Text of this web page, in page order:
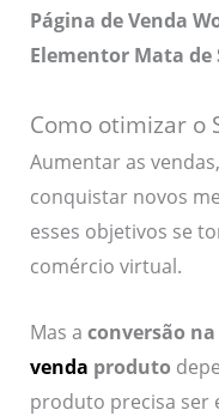
Página de Venda
Elementor Mata de
Como otimizar o
Aumentar as
conquistar novos
esses objetivos se
comércio virtual.
Mas a conversão na
venda produto
produto precisa ser